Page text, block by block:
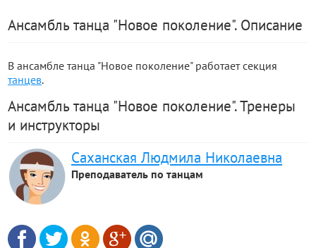
Ансамбль танца "Новое поколение". Описание
В ансамбле танца "Новое поколение" работает секция
танцев.
Ансамбль танца "Новое поколение". Тренеры
и инструкторы
Саханская Людмила Николаевна
Преподаватель по танцам